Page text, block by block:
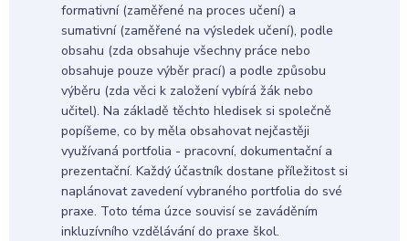
formativní (zaměřené na proces učení) a
sumativní (zaměřené na výsledek učení), podle
obsahu (zda obsahuje všechny práce nebo
obsahuje pouze výběr prací) a podle způsobu
výběru (zda věci k založení vybírá žák nebo
učitel). Na základě těchto hledisek si společně
popíšeme, co by měla obsahovat nejčastěji
využívaná portfolia - pracovní, dokumentační a
prezentační. Každý účastník dostane příležitost si
naplánovat zavedení vybraného portfolia do své
praxe. Toto téma úzce souvisí se zaváděním
inkluzívního vzdělávání do praxe škol.